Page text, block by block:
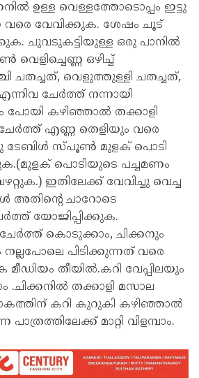
ഉള്ള വെള്ളത്തോടൊപ്പം ഇട്ടു
വരെ വേവിക്കുക. ശേഷം ചൂട്
ചുവടുകട്ടിയുള്ള ഒരു പാനിൽ
ഒഴിച്ച്
ചതച്ചത്, വെളുത്തുള്ളി ചതച്ചത്,
ചേർത്ത് നന്നായി
പോയി കഴിഞ്ഞാൽ തക്കാളി
എണ്ണ തെളിയും വരെ
ടേബിൾ സ്പൂൺ മുളക് പൊടി
പൊടിയുടെ പച്ചമണം
ഇതിലേക്ക് വേവിച്ചു വെച്ച
ചാറോടെ
യോജിപ്പിക്കുക.
കൊടുക്കാം, ചിക്കനും
പിടിക്കുന്നത്‌ വരെ
തീയിൽ.കറി വേപ്പിലയും
തക്കാളി മസാല
കറി കുറുകി കഴിഞ്ഞാൽ
മാറ്റി വിളമ്പാം.